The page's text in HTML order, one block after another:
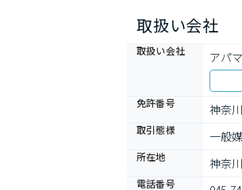
取扱い会社
取扱い会社 アパ
免許番号
神奈
取引態様 一般
所在地 神奈
電話番号